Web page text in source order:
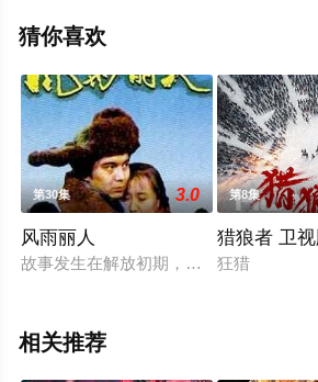
瓣电视剧、电视猫或剧情网等平台了解
猜你喜欢
第30集 3.0
风雨丽人
故事发生在解放初期，护士岳秀清爱上
第8集
猎狼者 卫视
狂猎
相关推荐